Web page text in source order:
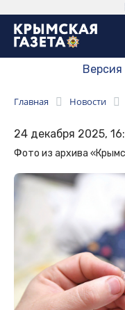
Главная Новости
24 декабря 2025,
Фото из архива